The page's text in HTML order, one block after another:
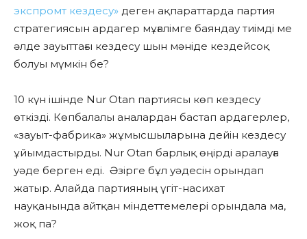
экспромт кездесу» деген ақпараттарда партия
стратегиясын ардагер мұғалімге баяндау тиімді ме
әлде зауыттағы кездесу шын мәніде кездейсоқ
болуы мүмкін бе?
10 күн ішінде Nur Otan партиясы көп кездесу
өткізді. Көпбалалы аналардан бастап ардагерлер,
«зауыт-фабрика» жұмысшыларына дейін кездесу
ұйымдастырды. Nur Otan барлық өңірді аралауға
уәде берген еді. Әзірге бұл уәдесін орындап
жатыр. Алайда партияның үгіт-насихат
науқанында айтқан міндеттемелері орындала ма,
жоқ па?